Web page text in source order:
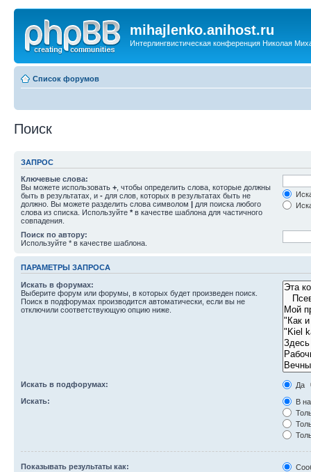
mihajlenko.anihost.ru
Интерлингвистическая конференция Николая
Список форумов
Поиск
ЗАПРОС
Ключевые слова:
Вы можете использовать + , чтобы определить слова, которые должны
быть в результатах, и - для слов, которых в результатах быть не
должно. Вы можете разделить слова символом | для поиска любого
слова из списка. Используйте * в качестве шаблона для частичного
совпадения.
Поиск по автору:
Используйте * в качестве шаблона.
ПАРАМЕТРЫ ЗАПРОСА
Искать в форумах:
Выберите форум или форумы, в которых будет произведен поиск.
Поиск в подфорумах производится автоматически, если вы не
отключили соответствующую опцию ниже.
Искать в подфорумах:
Да
Искать:
В
Показывать результаты как: